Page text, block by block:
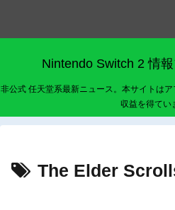
Nintendo Switch 2 情
非公式 任天堂系最新ニュース。本サイトは
収益を得てい
The Elder